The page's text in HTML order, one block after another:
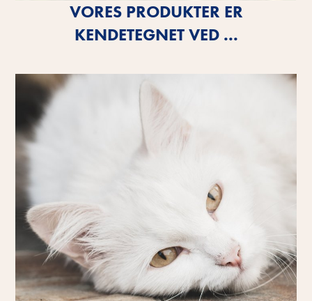
VORES PRODUKTER ER
KENDETEGNET VED ...